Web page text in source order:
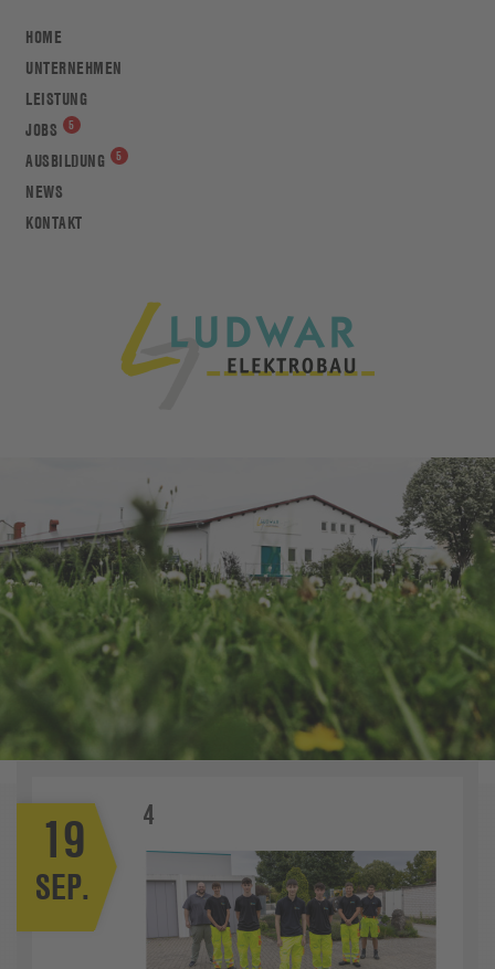
HOME
UNTERNEHMEN
LEISTUNG
JOBS
AUSBILDUNG
NEWS
KONTAKT
4
19
SEP.